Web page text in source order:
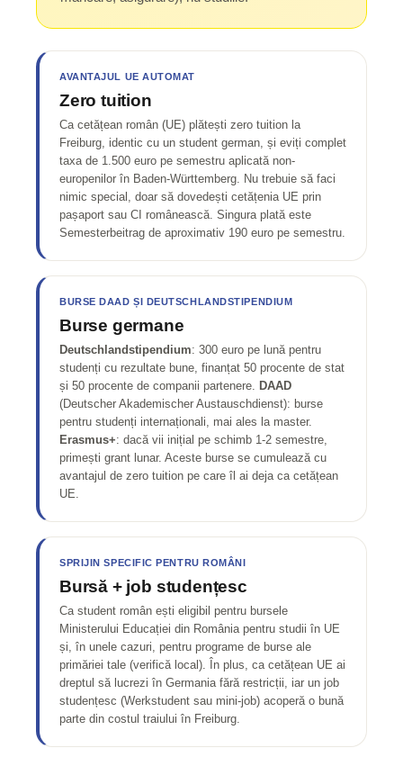
AVANTAJUL UE AUTOMAT
Zero tuition
Ca cetățean român (UE) plătești zero tuition la
Freiburg, identic cu un student german, și eviți complet
taxa de 1.500 euro pe semestru aplicată non-
europenilor în Baden-Württemberg. Nu trebuie să faci
nimic special, doar să dovedești cetățenia UE prin
pașaport sau CI românească. Singura plată este
Semesterbeitrag de aproximativ 190 euro pe semestru.
BURSE DAAD ȘI DEUTSCHLANDSTIPENDIUM
Burse germane
Deutschlandstipendium: 300 euro pe lună pentru
studenți cu rezultate bune, finanțat 50 procente de stat
și 50 procente de companii partenere.
DAAD
(Deutscher Akademischer Austauschdienst): burse
pentru studenți internaționali, mai ales la master.
Erasmus+: dacă vii inițial pe schimb 1-2 semestre,
primești grant lunar. Aceste burse se cumulează cu
avantajul de zero tuition pe care îl ai deja ca cetățean
UE.
SPRIJIN SPECIFIC PENTRU ROMÂNI
Bursă + job studențesc
Ca student român ești eligibil pentru bursele
Ministerului Educației din România pentru studii în UE
și, în unele cazuri, pentru programe de burse ale
primăriei tale (verifică local). În plus, ca cetățean UE ai
dreptul să lucrezi în Germania fără restricții, iar un job
studențesc (Werkstudent sau mini-job) acoperă o bună
parte din costul traiului în Freiburg.